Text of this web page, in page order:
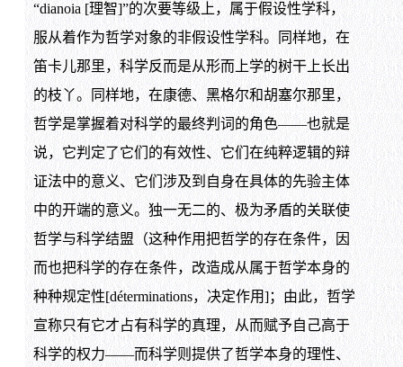
“dianoia [理智]”的次要等级上，属于假设性学科，
服从着作为哲学对象的非假设性学科。同样地，在
笛卡儿那里，科学反而是从形而上学的树干上长出
的枝丫。同样地，在康德、黑格尔和胡塞尔那里，
哲学是掌握着对科学的最终判词的角色——也就是
说，它判定了它们的有效性、它们在纯粹逻辑的辩
证法中的意义、它们涉及到自身在具体的先验主体
中的开端的意义。独一无二的、极为矛盾的关联使
哲学与科学结盟（这种作用把哲学的存在条件，因
而也把科学的存在条件，改造成从属于哲学本身的
种种规定性[déterminations，决定作用]；由此，哲学
宣称只有它才占有科学的真理，从而赋予自己高于
科学的权力——而科学则提供了哲学本身的理性、